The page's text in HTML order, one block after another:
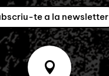
te a la newsletter
